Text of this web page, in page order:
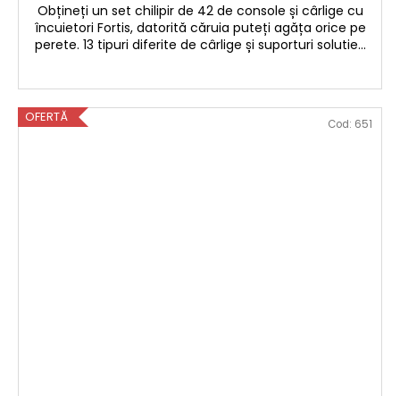
T
Obțineți un set chilipir de 42 de console și cârlige cu
încuietori Fortis, datorită căruia puteți agăța orice pe
perete. 13 tipuri diferite de cârlige și suporturi solutie...
OFERTĂ Cod: 651